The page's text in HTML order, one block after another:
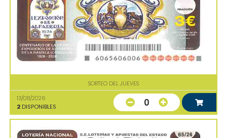
SORTEO DEL JUEVES
13/08/2026
2 DISPONIBLES 0